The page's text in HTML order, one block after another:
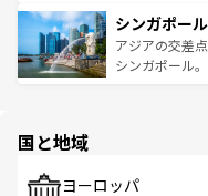
参照してほしい
激する。気候
が待っている
た文化、そし
み、どこを訪
ており、効率
うな絶景から
シンガポール
アジアの交差
シンガポール
で、ホーカー
国と地域
ヨーロッパ